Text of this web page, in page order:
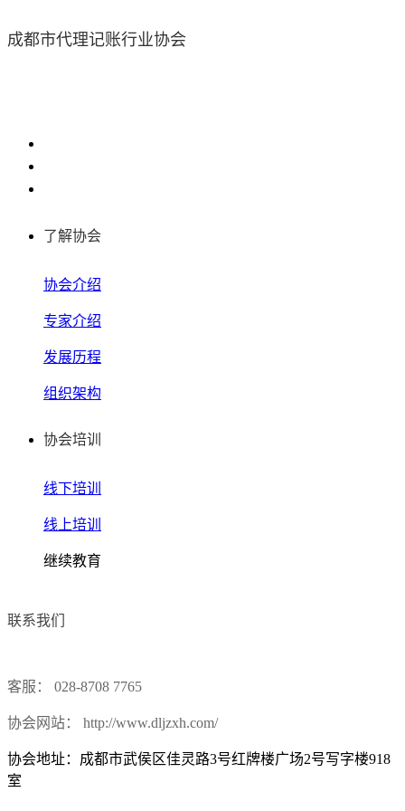
成都市代理记账行业协会
了解协会
协会介绍
专家介绍
发展历程
组织架构
协会培训
线下培训
线上培训
继续教育
联系我们
客服： 028-8708 7765
协会网站： http://www.dljzxh.com/
协会地址：成都市武侯区佳灵路3号红牌楼广场2号写字楼918
室